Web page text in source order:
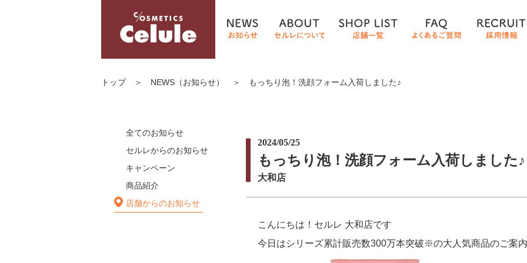
トップ＞ NEWS（お知らせ） ＞ もっちり泡！洗顔フォーム入荷しました♪
全てのお知らせ
セルレからのお知らせ
キャンペーン
商品紹介
店舗からのお知らせ
2024/05/25
もっちり泡！洗顔フォーム入荷しました♪
大和店
こんにちは！セルレ 大和店です
今日はシリーズ累計販売数300万本突破※の大人気商品のご案